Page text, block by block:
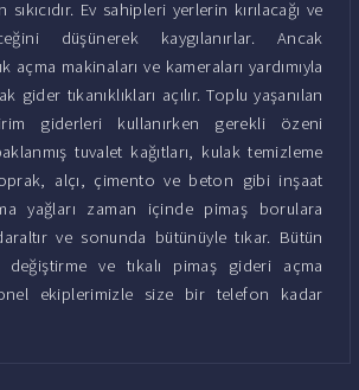
Ev sahipleri yerlerin kırılacağı ve
düşünerek kaygılanırlar. Ancak
açma makinaları ve kameraları yardımıyla
gider tıkanıklıkları açılır. Toplu yaşanılan
giderleri kullanırken gerekli özeni
tuvalet kağıtları, kulak temizleme
alçı, çimento ve beton gibi inşaat
yağları zaman içinde pimaş borulara
ve sonunda bütünüyle tıkar. Bütün
ve tıkalı pimaş gideri açma
ekiplerimizle size bir telefon kadar